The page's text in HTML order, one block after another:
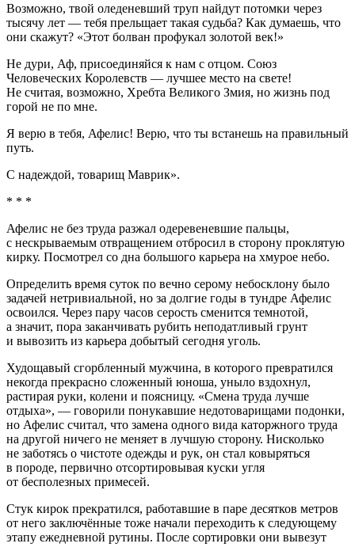
Возможно, твой оледеневший труп найдут потомки через
тысячу лет — тебя прельщает такая судьба? Как думаешь, что
они скажут? «Этот болван профукал золотой век!»
Не дури, Аф, присоединяйся к нам с отцом. Союз
Человеческих Королевств — лучшее место на свете!
Не считая, возможно, Хребта Великого Змия, но жизнь под
горой не по мне.
Я верю в тебя, Афелис! Верю, что ты встанешь на правильный
путь.
С надеждой, товарищ Маврик».
* * *
Афелис не без труда разжал одеревеневшие пальцы,
с нескрываемым отвращением отбросил в сторону проклятую
кирку. Посмотрел со дна большого карьера на хмурое небо.
Определить время суток по вечно серому небосклону было
задачей нетривиальной, но за долгие годы в тундре Афелис
освоился. Через пару часов серость сменится темнотой,
а значит, пора заканчивать рубить неподатливый грунт
и вывозить из карьера добытый сегодня уголь.
Худощавый сгорбленный мужчина, в которого превратился
некогда прекрасно сложенный юноша, уныло вздохнул,
растирая руки, колени и поясницу. «Смена труда лучше
отдыха», — говорили понукавшие недотоварищами подонки,
но Афелис считал, что замена одного вида каторжного труда
на другой ничего не меняет в лучшую сторону. Нисколько
не заботясь о чистоте одежды и рук, он стал ковыряться
в породе, первично отсортировывая куски угля
от бесполезных примесей.
Стук кирок прекратился, работавшие в паре десятков метров
от него заключённые тоже начали переходить к следующему
этапу ежедневной рутины. После сортировки они вывезут